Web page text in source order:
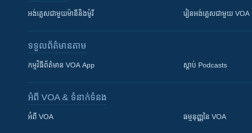
អង់គ្លេស​ជាមួយ​ម៉ានី​និង​ម៉ូរី រៀន​​​​​​អង់គ្លេស​​ជាមួយ VOA
ទទួល​ព័ត៌មាន​តាម
កម្មវិធី​ព័ត៌មាន VOA App ស្តាប់ Podcasts
អំពី​ VOA & ទំនាក់ទំនង
អំពី​ VOA ធម្មនុញ្ញ​នៃ VOA